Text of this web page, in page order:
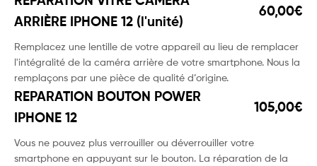
ARRIÈRE IPHONE 12 (l'unité)
60,00€
Remplacez une lentille de votre appareil au lieu de remplacer
l'intégralité de la caméra arrière de votre smartphone. Nous la
remplaçons par une pièce de qualité d’origine.
REPARATION BOUTON POWER
IPHONE 12
105,00€
Vous ne pouvez plus verrouiller ou déverrouiller votre
smartphone en appuyant sur le bouton. La réparation de la